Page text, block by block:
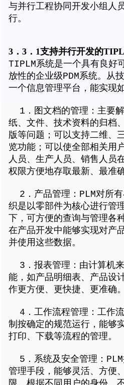
与并行工程协同开发小组人
行。
3．3．1支持并行开发的
TIPLM系统是一个具有良好
放性的企业级PDM系统。从
一个信息管理平台，能实现
1．图文档的管理：主要
纸、文件、技术资料的归档
版等问题；可以支持二维、
览功能；可以使全部相关用
人员、生产人员、销售人员
权限方便地存取最新、最准
2．产品管理：PLM对所有
织是以零部件为核心进行管
下，可方便的查询与管理各
在产品开发中能够实现对产
并使用这些数据。
3．报表管理：由计算机
能，如产品明细表、产品设
作更方便、更快捷、更准确。
4．工作流程管理：工作
制按确定的规范运行，能够
打印、下载等流程的管理。
5．系统及安全管理：
管理手段，能够灵活、方便